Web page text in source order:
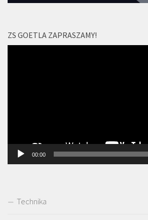
ZS GOETLA ZAPRASZAMY!
00:00
Technika